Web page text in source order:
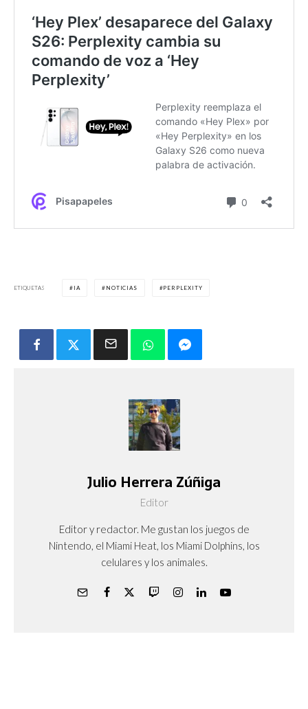
ETIQUETAS IA NOTICIAS PERPLEXITY
Julio Herrera Zúñiga
Editor
Editor y redactor. Me gustan los juegos de
Nintendo, el Miami Heat, los Miami Dolphins, los
celulares y los animales.